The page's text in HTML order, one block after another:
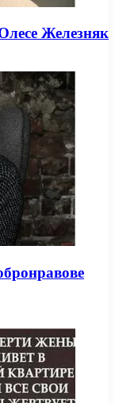
Железняк